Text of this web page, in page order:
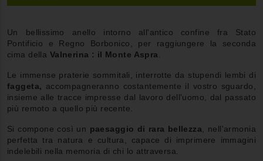
Un bellissimo anello intorno all'antico confine fra Stato
Pontificio e Regno Borbonico, per raggiungere la seconda
cima della Valnerina : il Monte Aspra
Le immense praterie sommitali, interrotte da stupendi lembi di
faggeta, accompagneranno costantemente il vostro sguardo,
insieme alle tracce impresse dal lavoro dell'uomo, dal passato
più remoto a quello più recente.
Si compone così un paesaggio di rara bellezza , nell'armonia
perfetta tra natura e cultura, capace di imprimere immagini
indelebili nella memoria di chi lo attraversa.